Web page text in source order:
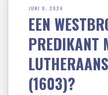
JUNI 8, 2024
EEN
PREDIKANT
(1603)?